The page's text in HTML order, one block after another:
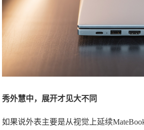
秀外慧中，展开才见大不同
如果说外表主要是从视觉上延续